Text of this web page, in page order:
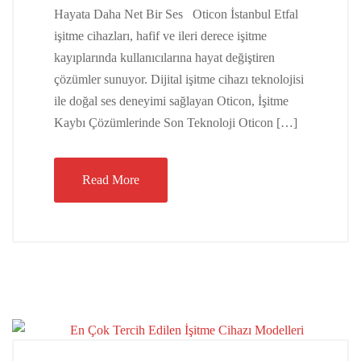
Hayata Daha Net Bir Ses Oticon İstanbul Etfal
işitme cihazları, hafif ve ileri derece işitme
kayıplarında kullanıcılarına hayat değiştiren
çözümler sunuyor. Dijital işitme cihazı teknolojisi
ile doğal ses deneyimi sağlayan Oticon, İşitme
Kaybı Çözümlerinde Son Teknoloji Oticon […]
Read More